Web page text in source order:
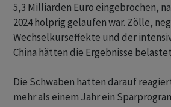
5,3 Milliarden Euro eingebrochen,
2024 holprig gelaufen war. Zölle,
Wechselkurseffekte und der
China hätten die Ergebnisse
Die Schwaben hatten darauf
mehr als einem Jahr ein